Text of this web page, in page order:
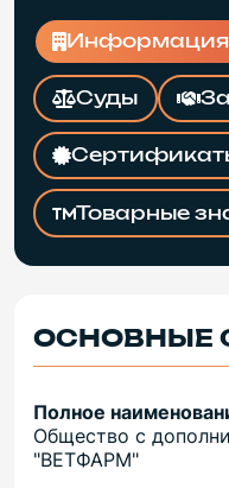
Информация
Суды
Товарные
ОСНОВНЫЕ
Полное
Общество с
"ВЕТФАРМ"